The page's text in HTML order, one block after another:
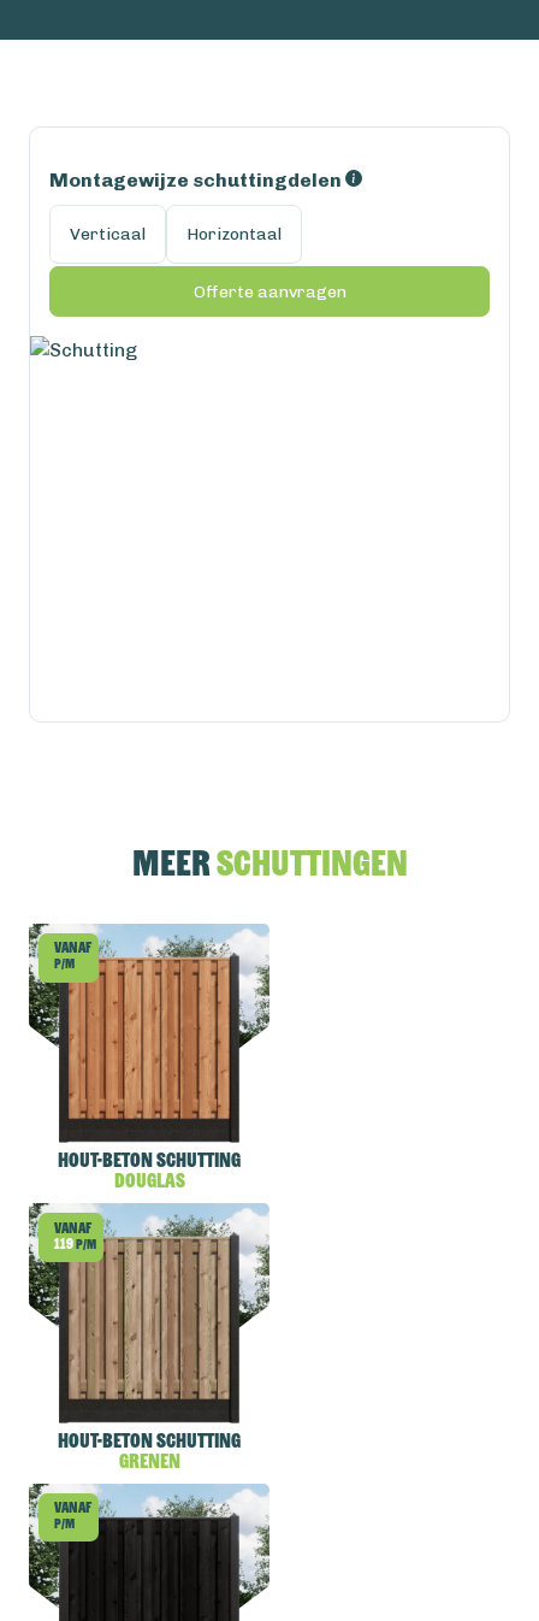
Montagewijze schuttingdelen
Verticaal Horizontaal
Offerte aanvragen
Meerschuttingen
Vanaf
p/m
Hout-beton schutting
Douglas
Vanaf
119 p/m
Hout-beton schutting
Grenen
Vanaf
p/m